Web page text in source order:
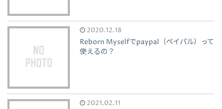
2020.12.18
Reborn Myselfでpaypal（ペイパル）って
使えるの？
2021.02.11